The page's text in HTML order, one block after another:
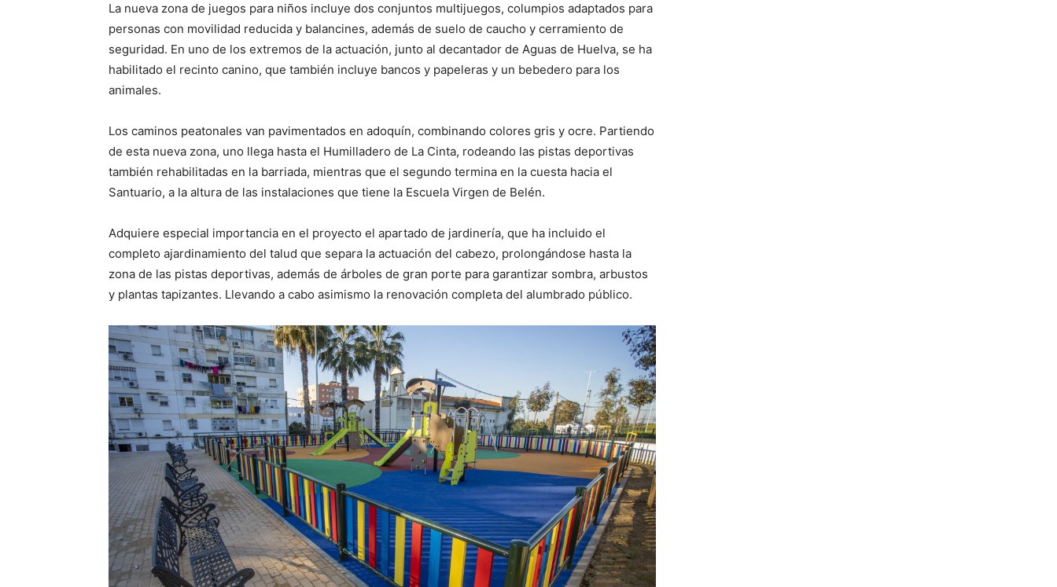
La nueva zona de juegos para niños incluye dos conjuntos multijuegos, columpios adaptados para
personas con movilidad reducida y balancines, además de suelo de caucho y cerramiento de
seguridad. En uno de los extremos de la actuación, junto al decantador de Aguas de Huelva, se ha
habilitado el recinto canino, que también incluye bancos y papeleras y un bebedero para los
animales.
Los caminos peatonales van pavimentados en adoquín, combinando colores gris y ocre. Partiendo
de esta nueva zona, uno llega hasta el Humilladero de La Cinta, rodeando las pistas deportivas
también rehabilitadas en la barriada, mientras que el segundo termina en la cuesta hacia el
Santuario, a la altura de las instalaciones que tiene la Escuela Virgen de Belén.
Adquiere especial importancia en el proyecto el apartado de jardinería, que ha incluido el
completo ajardinamiento del talud que separa la actuación del cabezo, prolongándose hasta la
zona de las pistas deportivas, además de árboles de gran porte para garantizar sombra, arbustos
y plantas tapizantes. Llevando a cabo asimismo la renovación completa del alumbrado público.